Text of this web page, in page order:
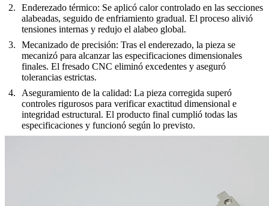
Enderezado térmico: Se aplicó calor controlado en las secciones
alabeadas, seguido de enfriamiento gradual. El proceso alivió
tensiones internas y redujo el alabeo global.
Mecanizado de precisión: Tras el enderezado, la pieza se
mecanizó para alcanzar las especificaciones dimensionales
finales. El fresado CNC eliminó excedentes y aseguró
tolerancias estrictas.
Aseguramiento de la calidad: La pieza corregida superó
controles rigurosos para verificar exactitud dimensional e
integridad estructural. El producto final cumplió todas las
especificaciones y funcionó según lo previsto.